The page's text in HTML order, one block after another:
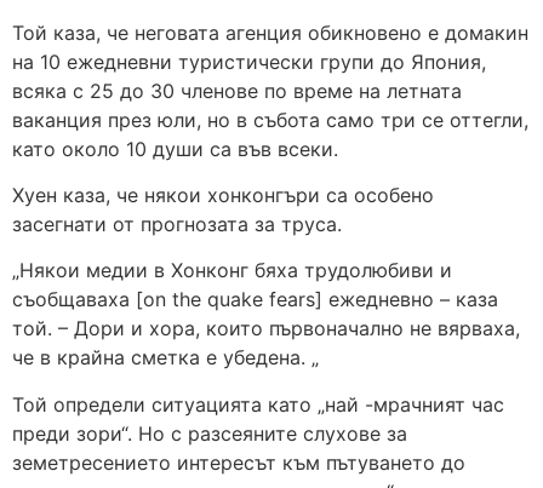
Той каза, че неговата агенция обикновено е домакин
на 10 ежедневни туристически групи до Япония,
всяка с 25 до 30 членове по време на летната
ваканция през юли, но в събота само три се оттегли,
като около 10 души са във всеки.
Хуен каза, че някои хонконгъри са особено
засегнати от прогнозата за труса.
„Някои медии в Хонконг бяха трудолюбиви и
съобщаваха [on the quake fears] ежедневно – каза
той. – Дори и хора, които първоначално не вярваха,
че в крайна сметка е убедена. „
Той определи ситуацията като „най -мрачният час
преди зори“. Но с разсеяните слухове за
земетресението интересът към пътуването до